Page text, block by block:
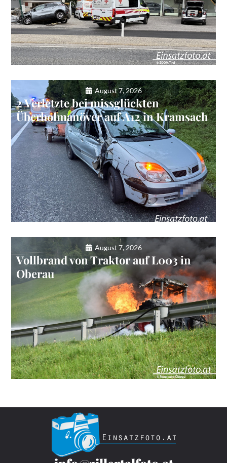
August 7, 2026
2 Verletzte bei missglückten
Überholmanöver auf A12 in Kramsach
August 7, 2026
Vollbrand von Traktor auf L003 in
Oberau